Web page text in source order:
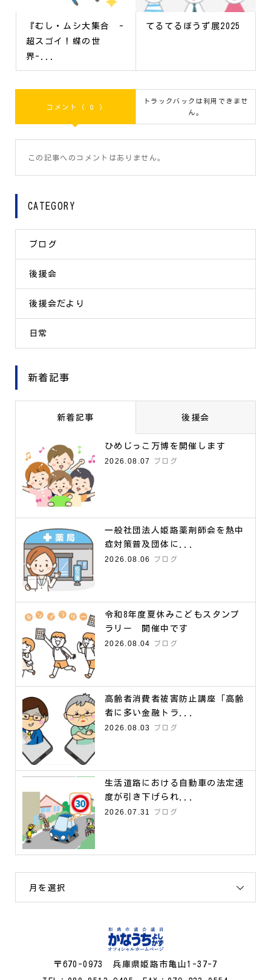
『むし・ムシ大集合 -
超スゴイ！蝶の世
界-...
てるてるぼうず展2025
コメント ( 0 )
トラックバックは利用できませ
ん。
この記事へのコメントはありません。
CATEGORY
ブログ
後援会
後援会だより
日常
新着記事
新着記事 後援会
ひめじっこ万博を開催します
2026.08.07
ブログ
一般社団法人姫路薬剤師会を熱中
症対策普及団体に...
2026.08.06
ブログ
令和8年度夏休みこどもスタンプ
ラリー 開催中です
2026.08.04
ブログ
高齢者消費者被害防止講座「高齢
者に多い金融トラ...
2026.08.03
ブログ
生活道路における自動車の法定速
度が引き下げられ...
2026.07.31
ブログ
月を選択
〒670-0973 兵庫県姫路市亀山1-37-7